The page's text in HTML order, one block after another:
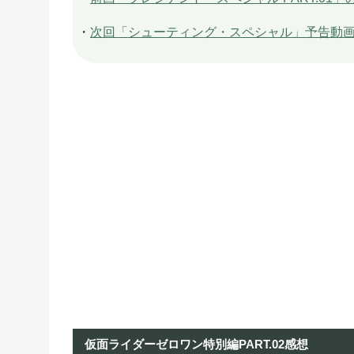
・ 次回「シューティング・スペシャル」予告動
仮面ライダーゼロワン特別編PART.02感想